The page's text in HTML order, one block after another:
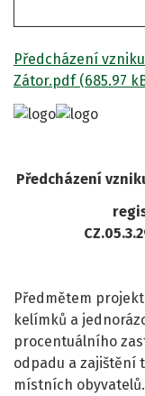
Předcházení
Zátor.pdf (685.97
Předcházení
Předmětem
kelímků a
procentuálního
odpadu a zajištění
místních